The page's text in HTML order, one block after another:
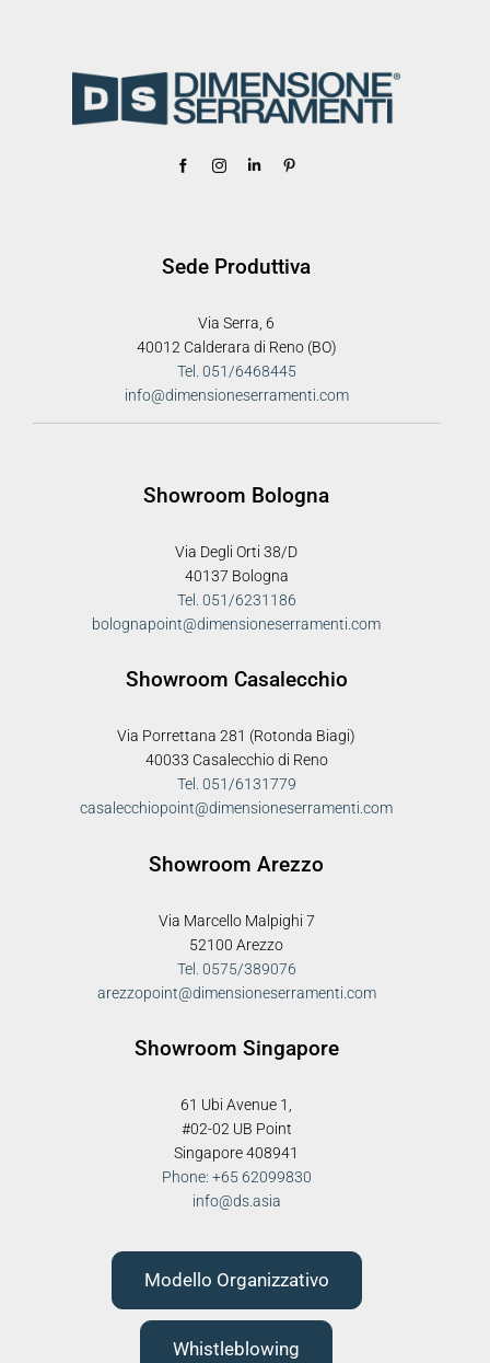
Sede Produttiva
Via Serra, 6
40012 Calderara di Reno (BO)
Tel. 051/6468445
info@dimensioneserramenti.com
Showroom Bologna
Via Degli Orti 38/D
40137 Bologna
Tel. 051/6231186
bolognapoint@dimensioneserramenti.com
Showroom Casalecchio
Via Porrettana 281 (Rotonda Biagi)
40033 Casalecchio di Reno
Tel. 051/6131779
casalecchiopoint@dimensioneserramenti.com
Showroom Arezzo
Via Marcello Malpighi 7
52100 Arezzo
Tel. 0575/389076
arezzopoint@dimensioneserramenti.com
Showroom Singapore
61 Ubi Avenue 1,
#02-02 UB Point
Singapore 408941
Phone: +65 62099830
info@ds.asia
Modello Organizzativo
Whistleblowing